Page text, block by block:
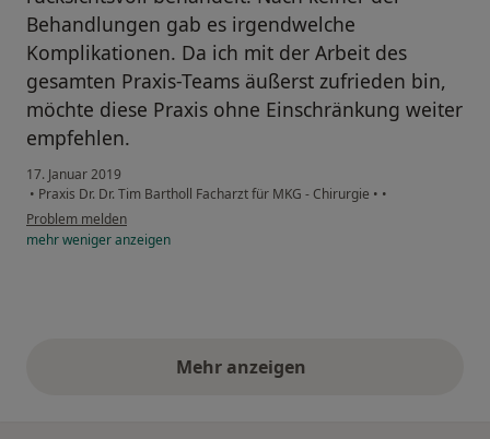
Behandlungen gab es irgendwelche
Komplikationen. Da ich mit der Arbeit des
gesamten Praxis-Teams äußerst zufrieden bin,
möchte diese Praxis ohne Einschränkung weiter
empfehlen.
17. Januar 2019
• Praxis Dr. Dr. Tim Bartholl Facharzt für MKG - Chirurgie • •
Problem melden
mehrwenigeranzeigen
Mehr anzeigenobige Stellungnahmen